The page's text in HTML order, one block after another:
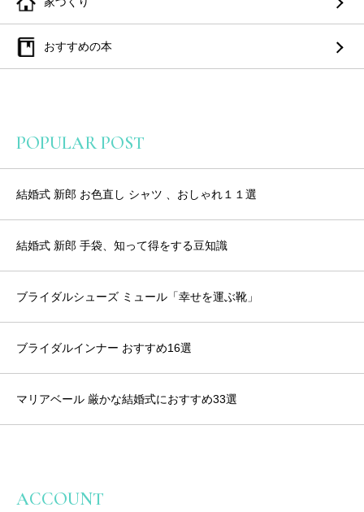
おすすめの本
POPULAR POST
結婚式 新郎 お色直し シャツ 、おしゃれ１１選
結婚式 新郎 手袋、知って得をする豆知識
ブライダルシューズ ミュール「幸せを運ぶ靴」
ブライダルインナー おすすめ16選
マリアベール 厳かな結婚式におすすめ33選
ACCOUNT